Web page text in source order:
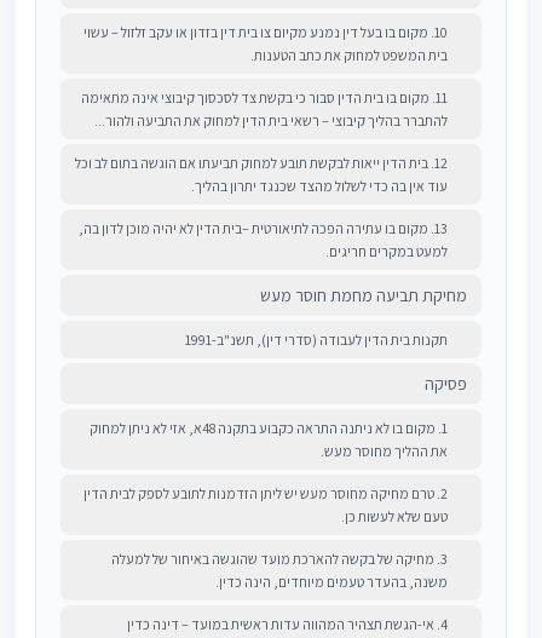
10. מקום בו בעל דין נמנע מקיום צו בית דין בזדון או עקב זלזול – עשוי
בית המשפט למחוק את כתב הטענות.
11. מקום בו בית הדין סבור כי בקשת צד לסכסוך קיבוצי אינה מתאימה
להתברר בהליך קיבוצי – רשאי בית הדין למחוק את התביעה ולהור...
12. בית הדין ייאות לבקשת תובע למחוק תביעתו אם הוגשה בתום לב וכל
עוד אין בה כדי לשלול מהצד שכנגד יתרון בהליך.
13. מקום בו עתירה הפכה לתיאורטית –בית הדין לא יהיה מוכן לדון בה,
למעט במקרים חריגים.
מחיקת תביעה מחמת חוסר מעש
תקנות בית הדין לעבודה (סדרי דין), תשנ"ב-1991
פסיקה
1. מקום בו לא ניתנה התראה כקבוע בתקנה 48א, אזי לא ניתן למחוק
את ההליך מחוסר מעש.
2. טרם מחיקה מחוסר מעש יש ליתן הזדמנות לתובע לספק לבית הדין
טעם שלא לעשות כן.
3. מחיקה של בקשה להארכת מועד שהוגשה באיחור של למעלה
משנה, בהעדר טעמים מיוחדים, הינה כדין.
4. אי-הגשת תצהיר המהווה עדות ראשית במועד – דינה כדין